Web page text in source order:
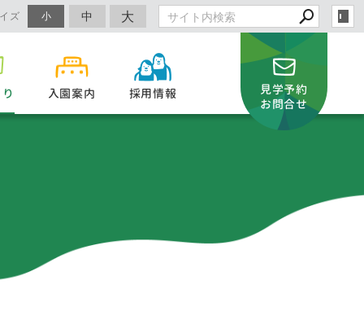
ズ 小 中 大
入園案内 採用情報
見学予約
お問合せ